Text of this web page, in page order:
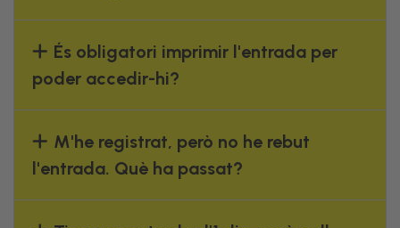
És obligatori imprimir l'entrada per
poder accedir-hi?
M'he registrat, però no he rebut
l'entrada. Què ha passat?